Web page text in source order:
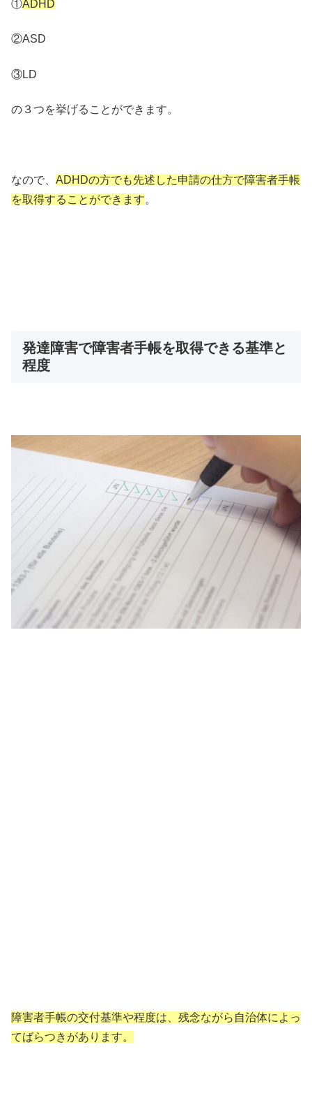
①ADHD
②ASD
③LD
の３つを挙げることができます。
なので、 ADHDの方でも先述した申請の仕方で障害者手帳
を取得することができます。
発達障害で障害者手帳を取得できる基準と
程度
障害者手帳の交付基準や程度は、残念ながら自治体によっ
てばらつきがあります。